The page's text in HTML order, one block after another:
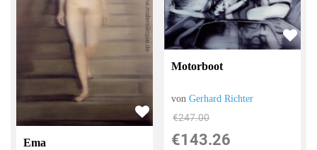
Ema
Motorboot
vonGerhard Richter
€247.00
€143.26